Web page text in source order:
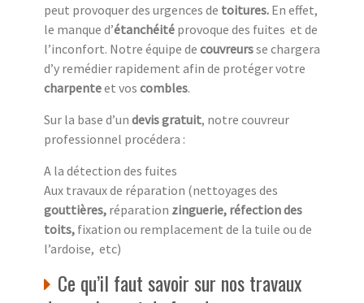
peut provoquer des urgences de toitures. En effet,
le manque d’étanchéité provoque des fuites et de
l’inconfort. Notre équipe de couvreursse chargera
d’y remédier rapidement afin de protéger votre
charpenteet vos combles.
Sur la base d’un devis gratuit, notre couvreur
professionnel procédera :
A la détection des fuites
Aux travaux de réparation (nettoyages des
gouttières, réparation zinguerie, réfection des
toits, fixation ou remplacement de la tuile ou de
l’ardoise, etc)
Ce qu’il faut savoir sur nos travaux